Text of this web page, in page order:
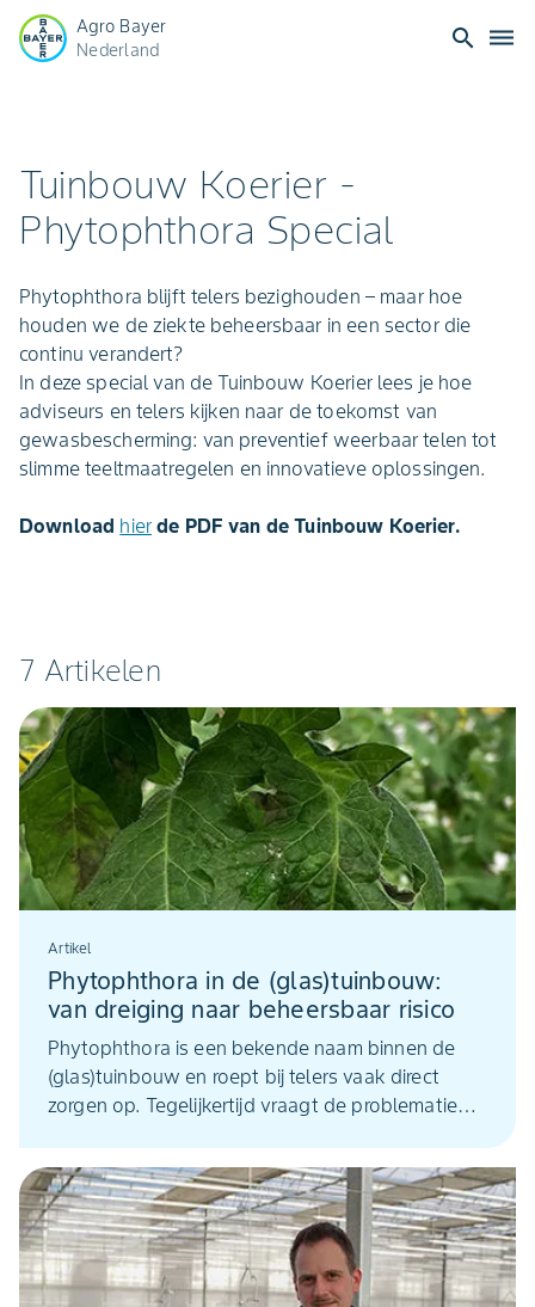
Agro Bayer
Nederland
search dehaze
Tuinbouw Koerier -
Phytophthora Special
Phytophthora blijft telers bezighouden – maar hoe
houden we de ziekte beheersbaar in een sector die
continu verandert?
In deze special van de Tuinbouw Koerier lees je hoe
adviseurs en telers kijken naar de toekomst van
gewasbescherming: van preventief weerbaar telen tot
slimme teeltmaatregelen en innovatieve oplossingen.
Download hierde PDF van de Tuinbouw Koerier.
7 Artikelen
Artikel
Phytophthora in de (glas)tuinbouw:
van dreiging naar beheersbaar risico
Phytophthora is een bekende naam binnen de
(glas)tuinbouw en roept bij telers vaak direct
zorgen op. Tegelijkertijd vraagt de problematiek
groentegewassen zoals paprika en tomaat, maar
ook in sierteeltgewassen, is de ziektedruk niet
vergelijkbaar met die in akkerbouwmatige teelten
of met situaties die we kennen uit zachtfruit zoals
aardbei.